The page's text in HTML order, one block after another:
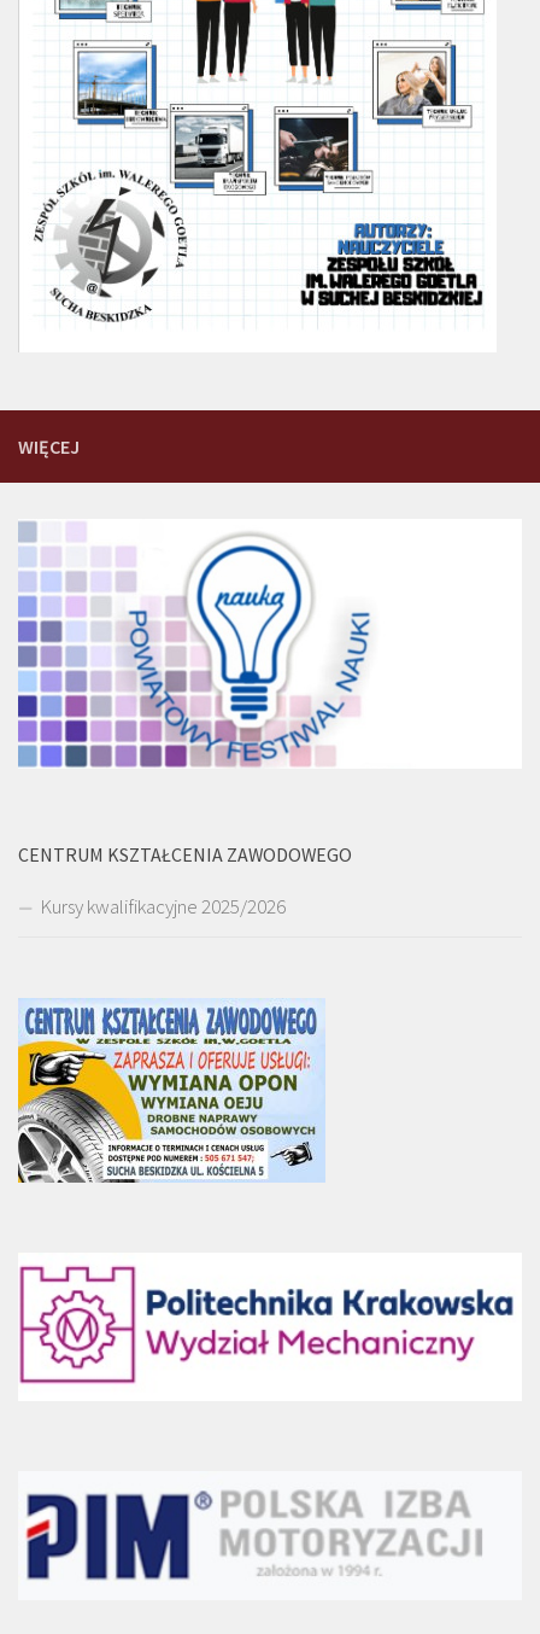
WIĘCEJ
CENTRUM KSZTAŁCENIA ZAWODOWEGO
Kursy kwalifikacyjne 2025/2026